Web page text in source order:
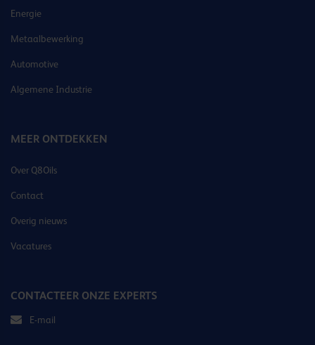
Energie
Metaalbewerking
Automotive
Algemene Industrie
MEER ONTDEKKEN
Over Q8Oils
Contact
Overig nieuws
Vacatures
CONTACTEER ONZE EXPERTS
E-mail